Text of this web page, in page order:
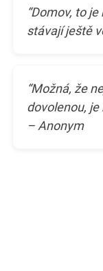
“Domov, to
stávají ještě
“Možná, že
dovolenou,
– Anonym